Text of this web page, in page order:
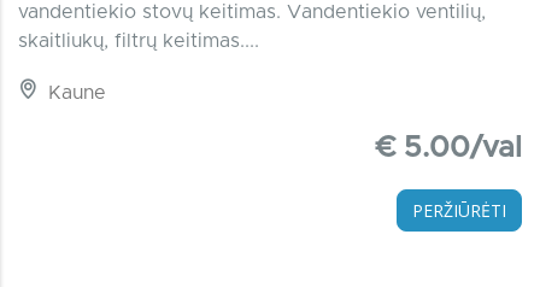
vandentiekio stovų keitimas. Vandentiekio ventilių,
skaitliukų, filtrų keitimas....
Kaune
€ 5.00/val
PERŽIŪRĖTI